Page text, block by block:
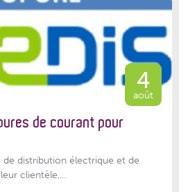
4
août
de courant pour
de distribution électrique et de
clientèle,...